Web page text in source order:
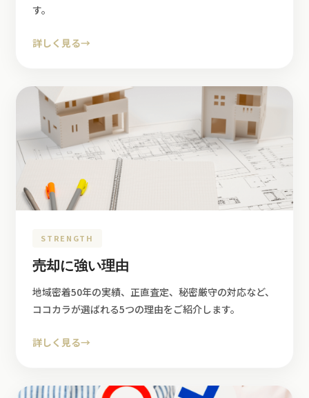
す。
詳しく見る→
STRENGTH
売却に強い理由
地域密着50年の実績、正直査定、秘密厳守の対応など、
ココカラが選ばれる5つの理由をご紹介します。
詳しく見る→